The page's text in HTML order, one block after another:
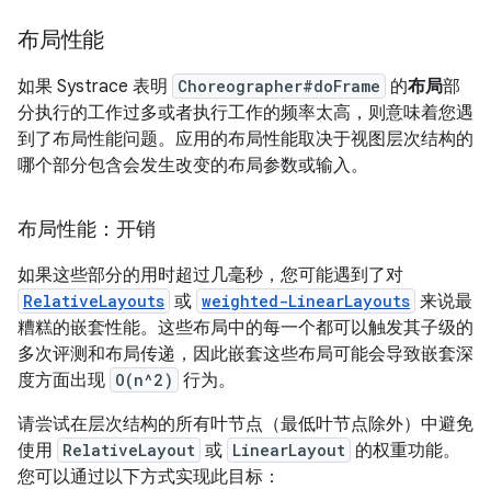
布局性能
如果 Systrace 表明 Choreographer#doFrame 的布局部
分执行的工作过多或者执行工作的频率太高，则意味着您遇
到了布局性能问题。应用的布局性能取决于视图层次结构的
哪个部分包含会发生改变的布局参数或输入。
布局性能：开销
如果这些部分的用时超过几毫秒，您可能遇到了对
RelativeLayouts 或 weighted-LinearLayouts 来说最
糟糕的嵌套性能。这些布局中的每一个都可以触发其子级的
多次评测和布局传递，因此嵌套这些布局可能会导致嵌套深
度方面出现 O(n^2) 行为。
请尝试在层次结构的所有叶节点（最低叶节点除外）中避免
使用 RelativeLayout 或 LinearLayout 的权重功能。
您可以通过以下方式实现此目标：